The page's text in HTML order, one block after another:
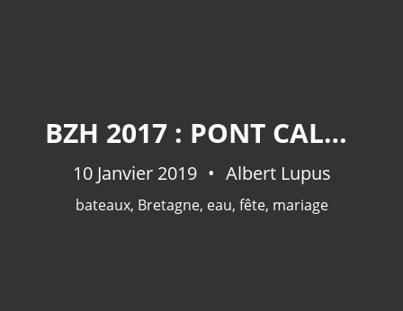
BZH 2017 : PONT CALLEC ET LA FÊTE DU MAËRL. PART 2.
10 Janvier 2019 Albert Lupus
bateaux, Bretagne, eau, fête, mariage